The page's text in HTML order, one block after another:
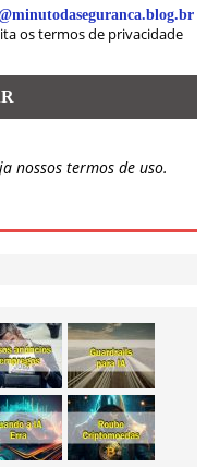
os termos de privacidade
nossos termos de uso.